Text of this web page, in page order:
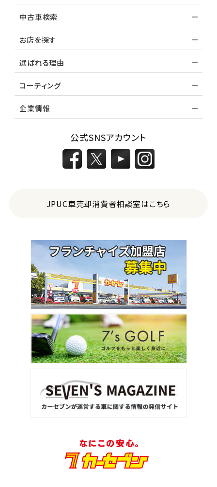
中古車検索
お店を探す
選ばれる理由
コーティング
企業情報
公式SNSアカウント
JPUC車売却消費者相談室はこちら